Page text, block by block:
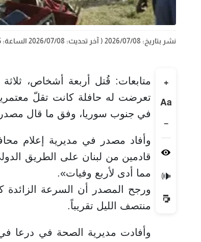
نشر بتاريخ: 2026/07/08 ( آخر تحديث: 2026/07/08 الساعة: 15:45 )
+
Aa
−
🔊
متابعات: قُتل أربعة أشخاص،
تعرضت له حافلة كانت تقلّ
في جنوب سوريا، وفق ما قال مصدر
وأفاد مصدر في مديرية إعلام
قادمين من لبنان على الطريق
مما أدى لأربع وفيات».
ورجح المصدر أن السرعة الزائدة
منتصف الليل تقريباً.